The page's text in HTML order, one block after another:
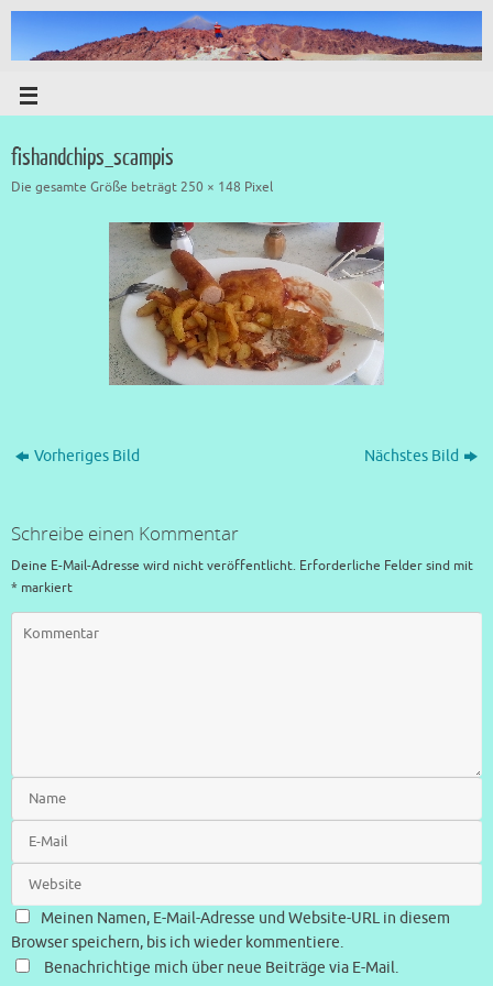
fishandchips_scampis
Die gesamte Größe beträgt 250 × 148 Pixel
Vorheriges Bild Nächstes Bild
Schreibe einen Kommentar
Deine E-Mail-Adresse wird nicht veröffentlicht. Erforderliche Felder sind mit
* markiert
Meinen Namen, E-Mail-Adresse und Website-URL in diesem
Browser speichern, bis ich wieder kommentiere.
Benachrichtige mich über neue Beiträge via E-Mail.